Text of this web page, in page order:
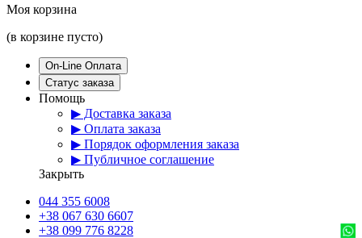
Моя корзина
(в корзине пусто)
On-Line Оплата
Статус заказа
Помощь
▶ Доставка заказа
▶ Оплата заказа
▶ Порядок оформления заказа
▶ Публичное соглашение
Закрыть
044 355 6008
+38 067 630 6607
+38 099 776 8228